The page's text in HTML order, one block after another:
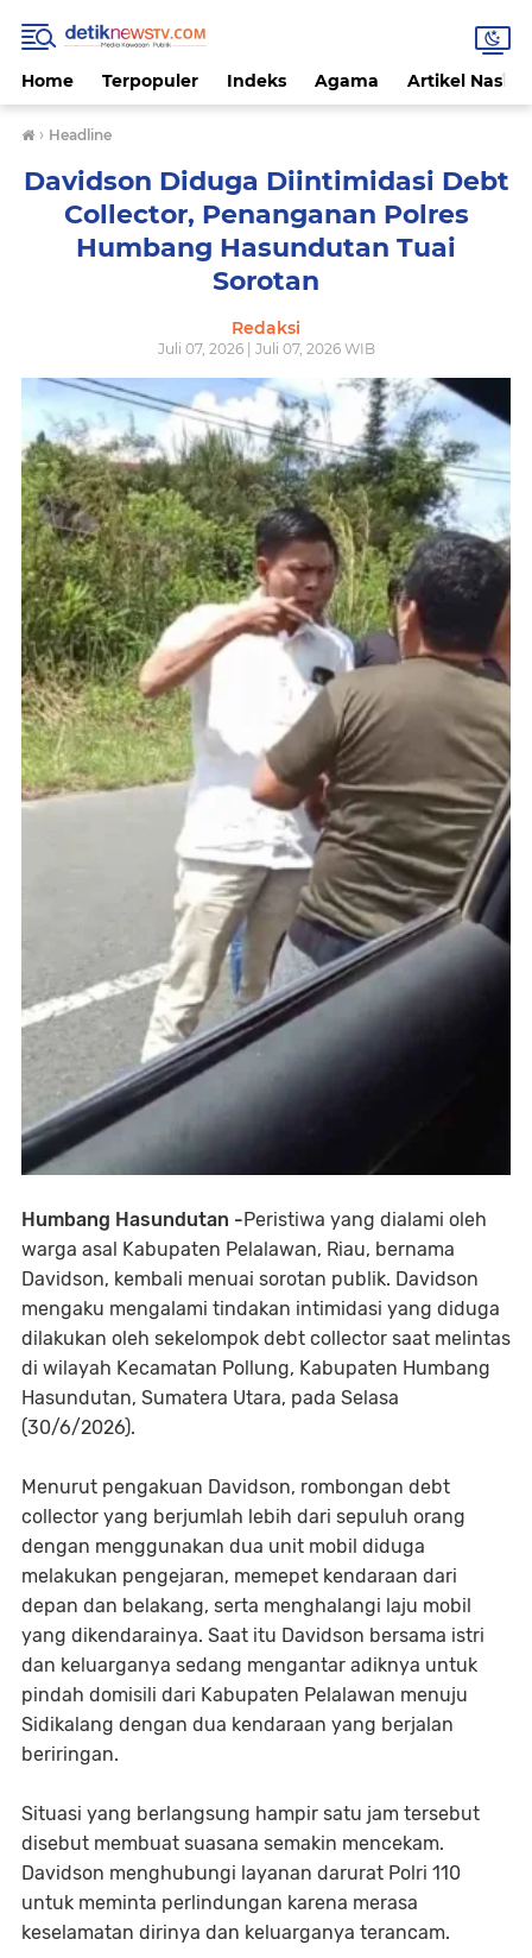
Home Terpopuler Indeks Agama Artikel
› Headline
Davidson Diduga Diintimidasi Debt
Collector, Penanganan Polres
Humbang Hasundutan Tuai
Sorotan
Redaksi
Juli 07, 2026 | Juli 07, 2026 WIB
Humbang Hasundutan -Peristiwa yang dialami oleh
warga asal Kabupaten Pelalawan, Riau, bernama
Davidson, kembali menuai sorotan publik. Davidson
mengaku mengalami tindakan intimidasi yang diduga
dilakukan oleh sekelompok debt collector saat melintas
di wilayah Kecamatan Pollung, Kabupaten Humbang
Hasundutan, Sumatera Utara, pada Selasa
(30/6/2026).
Menurut pengakuan Davidson, rombongan debt
collector yang berjumlah lebih dari sepuluh orang
dengan menggunakan dua unit mobil diduga
melakukan pengejaran, memepet kendaraan dari
depan dan belakang, serta menghalangi laju mobil
yang dikendarainya. Saat itu Davidson bersama istri
dan keluarganya sedang mengantar adiknya untuk
pindah domisili dari Kabupaten Pelalawan menuju
Sidikalang dengan dua kendaraan yang berjalan
beriringan.
Situasi yang berlangsung hampir satu jam tersebut
disebut membuat suasana semakin mencekam.
Davidson menghubungi layanan darurat Polri 110
untuk meminta perlindungan karena merasa
keselamatan dirinya dan keluarganya terancam.